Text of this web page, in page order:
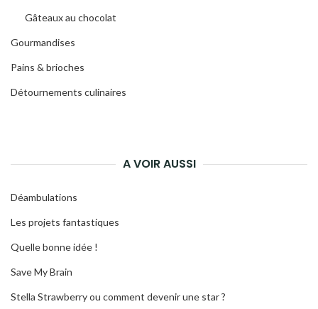
Gâteaux au chocolat
Gourmandises
Pains & brioches
Détournements culinaires
A VOIR AUSSI
Déambulations
Les projets fantastiques
Quelle bonne idée !
Save My Brain
Stella Strawberry ou comment devenir une star ?